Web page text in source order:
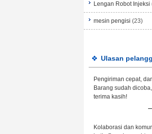
Lengan Robot Injeksi
mesin pengisi (23)
Ulasan
Pengiriman cepat,
Barang sudah
terima kasih!
Kolaborasi dan